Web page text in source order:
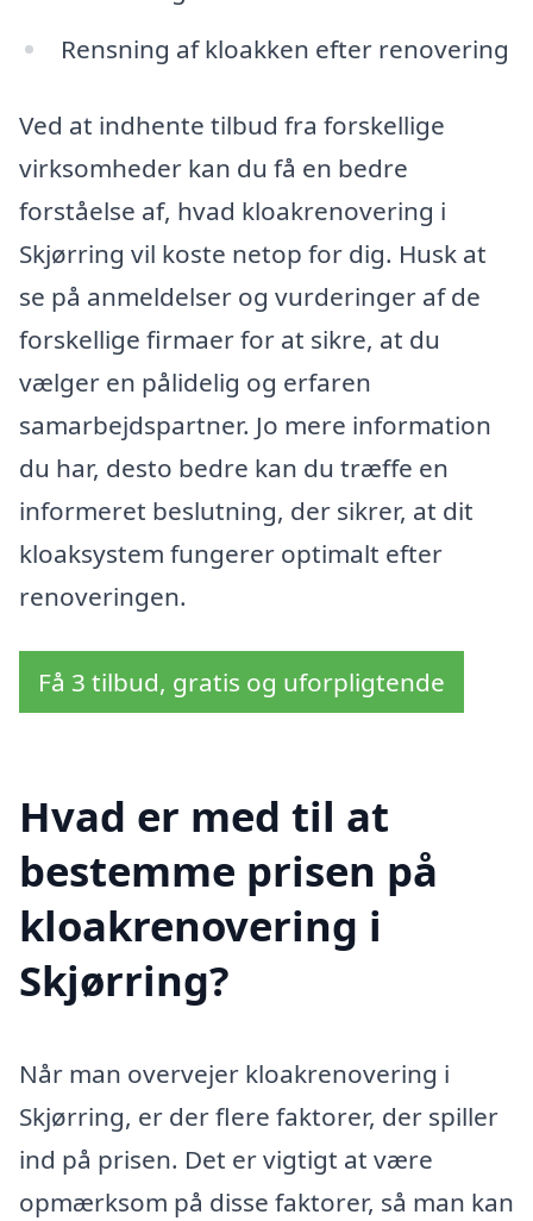
Rensning af kloakken efter renovering
Ved at indhente tilbud fra forskellige
virksomheder kan du få en bedre
forståelse af, hvad kloakrenovering i
Skjørring vil koste netop for dig. Husk at
se på anmeldelser og vurderinger af de
forskellige firmaer for at sikre, at du
vælger en pålidelig og erfaren
samarbejdspartner. Jo mere information
du har, desto bedre kan du træffe en
informeret beslutning, der sikrer, at dit
kloaksystem fungerer optimalt efter
renoveringen.
Få 3 tilbud, gratis og uforpligtende
Hvad er med til at
bestemme prisen på
kloakrenovering i
Skjørring?
Når man overvejer kloakrenovering i
Skjørring, er der flere faktorer, der spiller
ind på prisen. Det er vigtigt at være
opmærksom på disse faktorer, så man kan